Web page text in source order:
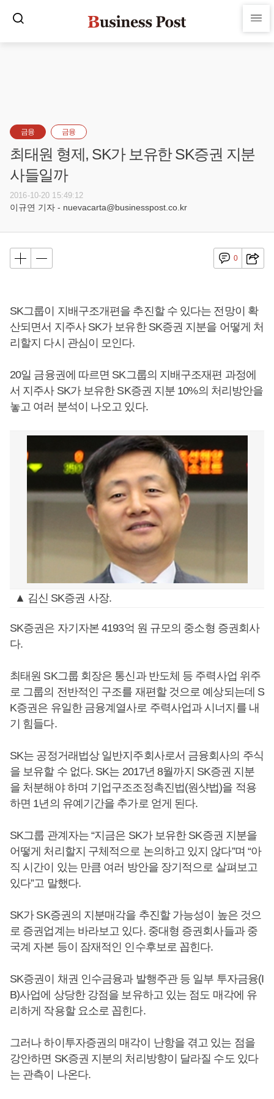
금융 금융
최태원 형제, SK가 보유한 SK증권 지분
사들일까
2016-10-20 15:49:12
이규연 기자 - nuevacarta@businesspost.co.kr
0
SK그룹이 지배구조개편을 추진할 수 있다는 전망이 확
산되면서 지주사 SK가 보유한 SK증권 지분을 어떻게 처
리할지 다시 관심이 모인다.
20일 금융권에 따르면 SK그룹의 지배구조재편 과정에
서 지주사 SK가 보유한 SK증권 지분 10%의 처리방안을
놓고 여러 분석이 나오고 있다.
▲ 김신 SK증권 사장.
SK증권은 자기자본 4193억 원 규모의 중소형 증권회사
다.
최태원 SK그룹 회장은 통신과 반도체 등 주력사업 위주
로 그룹의 전반적인 구조를 재편할 것으로 예상되는데 S
K증권은 유일한 금융계열사로 주력사업과 시너지를 내
기 힘들다.
SK는 공정거래법상 일반지주회사로서 금융회사의 주식
을 보유할 수 없다. SK는 2017년 8월까지 SK증권 지분
을 처분해야 하며 기업구조조정촉진법(원샷법)을 적용
하면 1년의 유예기간을 추가로 얻게 된다.
SK그룹 관계자는 “지금은 SK가 보유한 SK증권 지분을
어떻게 처리할지 구체적으로 논의하고 있지 않다”며 “아
직 시간이 있는 만큼 여러 방안을 장기적으로 살펴보고
있다”고 말했다.
SK가 SK증권의 지분매각을 추진할 가능성이 높은 것으
로 증권업계는 바라보고 있다. 중대형 증권회사들과 중
국계 자본 등이 잠재적인 인수후보로 꼽힌다.
SK증권이 채권 인수금융과 발행주관 등 일부 투자금융(I
B)사업에 상당한 강점을 보유하고 있는 점도 매각에 유
리하게 작용할 요소로 꼽힌다.
그러나 하이투자증권의 매각이 난항을 겪고 있는 점을
강안하면 SK증권 지분의 처리방향이 달라질 수도 있다
는 관측이 나온다.